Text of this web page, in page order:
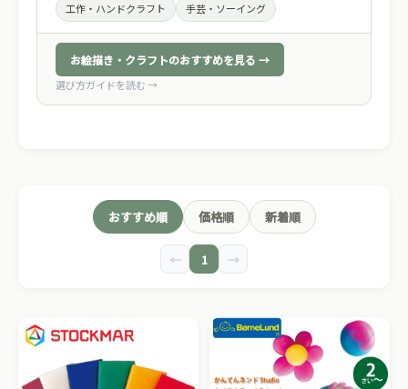
工作・ハンドクラフト
手芸・ソーイング
お絵描き・クラフトのおすすめを見る →
選び方ガイドを読む →
おすすめ順 価格順 新着順
← 1 →